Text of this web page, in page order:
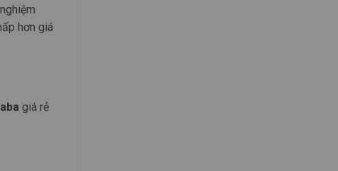
hơn giá
giá rẻ